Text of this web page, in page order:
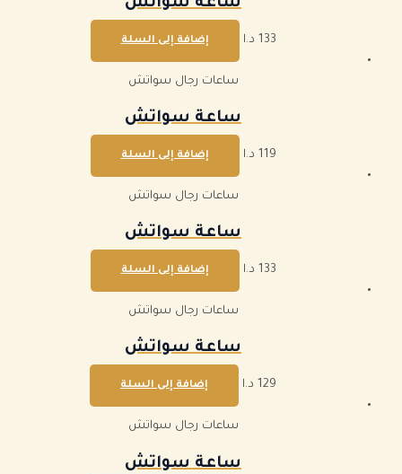
133 د.ا إضافة إلى السلة
ساعات رجال سواتش
ساعة سواتش
119 د.ا إضافة إلى السلة
ساعات رجال سواتش
ساعة سواتش
133 د.ا إضافة إلى السلة
ساعات رجال سواتش
ساعة سواتش
129 د.ا إضافة إلى السلة
ساعات رجال سواتش
ساعة سواتش